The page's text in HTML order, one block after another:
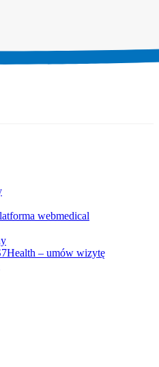
webmedical
– umów wizytę